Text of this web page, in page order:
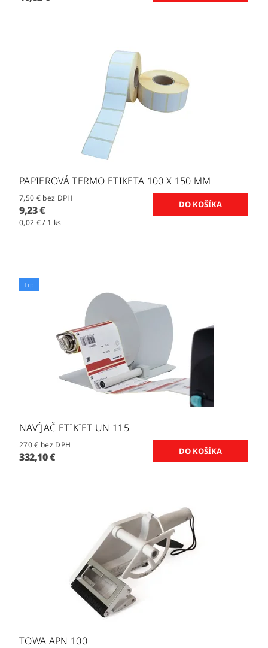
PAPIEROVÁ TERMO ETIKETA 100 X 150 MM
7,50 € bez DPH
9,23 €
0,02 € / 1 ks
Tip
NAVÍJAČ ETIKIET UN 115
270 € bez DPH
332,10 €
TOWA APN 100